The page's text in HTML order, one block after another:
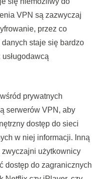
VPN są zazwyczaj
przez co
staje się bardzo
prywatnych
serwerów VPN, aby
dostęp do sieci
w niej informacji. Inną
użytkownicy
dostęp do zagranicznych